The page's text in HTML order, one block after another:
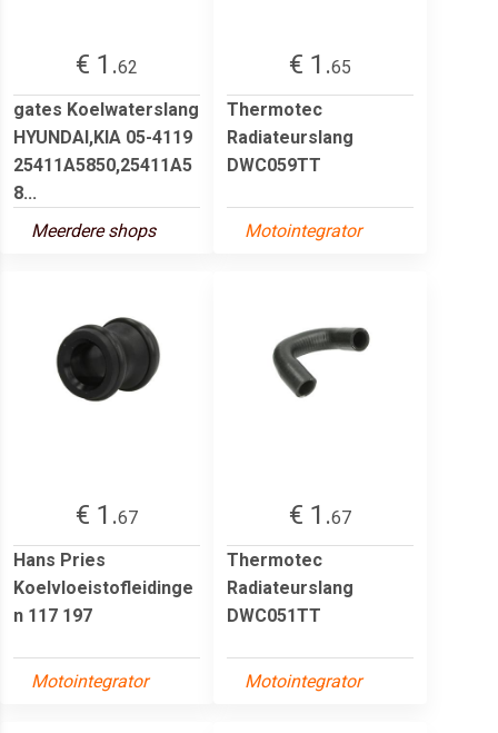
€ 1.62
gates Koelwaterslang
HYUNDAI,KIA 05-4119
25411A5850,25411A5
8...
Meerdere shops
€ 1.65
Thermotec
Radiateurslang
DWC059TT
Motointegrator
€ 1.67
Hans Pries
Koelvloeistofleidinge
n 117 197
Motointegrator
€ 1.67
Thermotec
Radiateurslang
DWC051TT
Motointegrator